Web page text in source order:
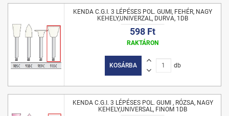
KENDA C.G.I. 3 LÉPÉSES POL. GUMI, FEHÉR, NAGY
KEHELY,UNIVERZAL, DURVA, 1DB
598 Ft
RAKTÁRON
KOSÁRBA db
KENDA C.G.I. 3 LÉPÉSES POL. GUMI , RÓZSA, NAGY
KEHELY,UNIVERSAL, FINOM 1DB